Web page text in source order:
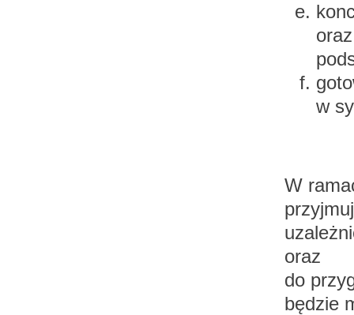
w
W
oraz
do
będzie